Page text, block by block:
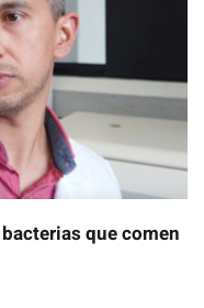
que comen